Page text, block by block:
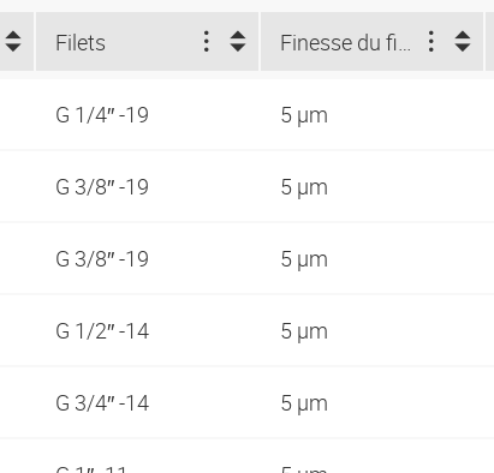
Filets
G 1/4″ -19 5 µm
G 3/8″ -19 5 µm
G 3/8″ -19 5 µm
G 1/2″ -14 5 µm
G 3/4″ -14 5 µm